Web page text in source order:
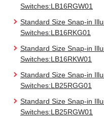
Switches:LB16RGW01
Standard Size Snap-in
Switches:LB16RKG01
Standard Size Snap-in
Switches:LB16RKW01
Standard Size Snap-in
Switches:LB25RGG01
Standard Size Snap-in
Switches:LB25RGW01